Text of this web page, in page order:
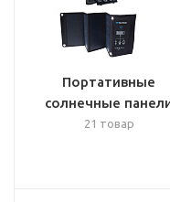
Портативные
солнечные
21 товар